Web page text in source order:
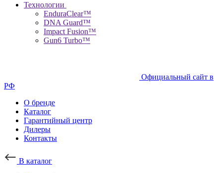
Технологии
EnduraClear™
DNA Guard™
Impact Fusion™
Gun6 Turbo™
Официальный сайт в
РФ
О бренде
Каталог
Гарантийный центр
Дилеры
Контакты
В каталог